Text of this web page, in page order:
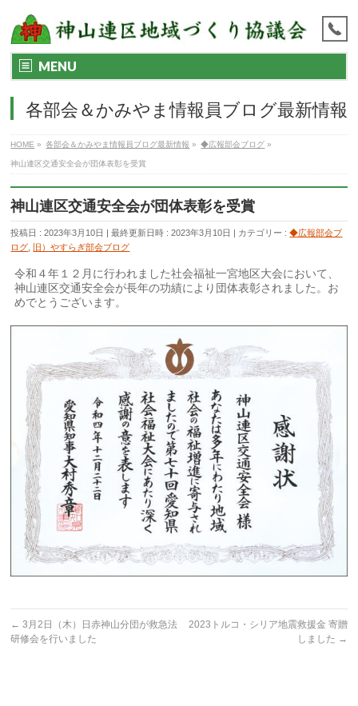
MENU
各部会＆かみやま情報員ブログ最新情報
HOME » 各部会＆かみやま情報員ブログ最新情報 » ◆広報部会ブログ »
神山連区交通安全会が団体表彰を受賞
神山連区交通安全会が団体表彰を受賞
投稿日 : 2023年3月10日 最終更新日時 : 2023年3月10日 カテゴリー :◆広報部会ブ
ログ
旧）やすらぎ部会ブログ
令和４年１２月に行われました社会福祉一宮地区大会において、
神山連区交通安全会が長年の功績により団体表彰されました。お
めでとうございます。
← 3月2日（木）日赤神山分団が救急法
研修会を行いました
2023トルコ・シリア地震救援金 寄贈
しました →